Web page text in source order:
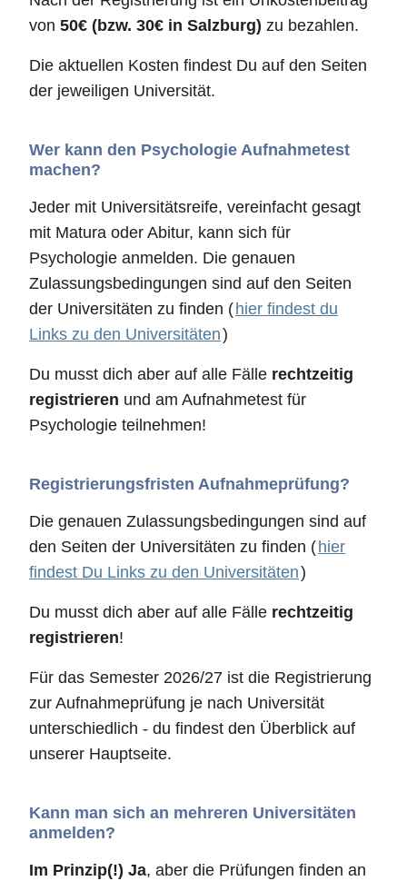
von 50€ (bzw. 30€ in Salzburg) zu bezahlen.
Die aktuellen Kosten findest Du auf den Seiten
der jeweiligen Universität.
Wer kann den Psychologie Aufnahmetest
machen?
Jeder mit Universitätsreife, vereinfacht gesagt
mit Matura oder Abitur, kann sich für
Psychologie anmelden. Die genauen
Zulassungsbedingungen sind auf den Seiten
der Universitäten zu finden ( hier findest du
Links zu den Universitäten)
Du musst dich aber auf alle Fälle rechtzeitig
registrieren und am Aufnahmetest für
Psychologie teilnehmen!
Registrierungsfristen Aufnahmeprüfung?
Die genauen Zulassungsbedingungen sind auf
den Seiten der Universitäten zu finden ( hier
findest Du Links zu den Universitäten)
Du musst dich aber auf alle Fälle rechtzeitig
registrieren!
Für das Semester 2026/27 ist die Registrierung
zur Aufnahmeprüfung je nach Universität
unterschiedlich - du findest den Überblick auf
unserer Hauptseite.
Kann man sich an mehreren Universitäten
anmelden?
Im Prinzip(!) Ja, aber die Prüfungen finden an